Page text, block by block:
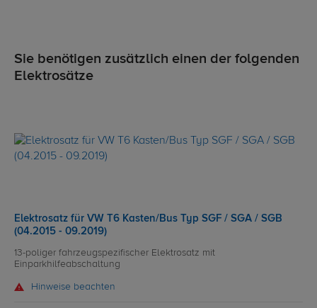
Sie benötigen zusätzlich einen der folgenden
Elektrosätze
Elektrosatz für VW T6 Kasten/Bus Typ SGF / SGA / SGB
(04.2015 - 09.2019)
13-poliger fahrzeugspezifischer Elektrosatz mit
Einparkhilfeabschaltung
Hinweise beachten